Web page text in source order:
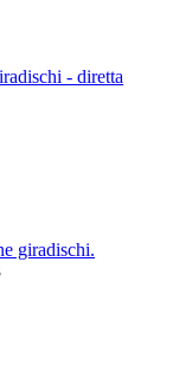
- diretta
giradischi.